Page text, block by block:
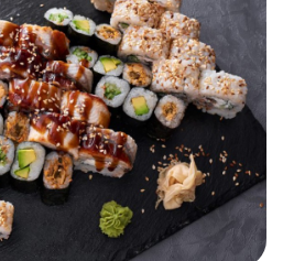
Нигири Маки
и салаты Напитки